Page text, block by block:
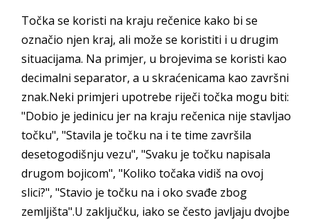
Točka se koristi na kraju rečenice kako bi se
označio njen kraj, ali može se koristiti i u drugim
situacijama. Na primjer, u brojevima se koristi kao
decimalni separator, a u skraćenicama kao završni
znak.Neki primjeri upotrebe riječi točka mogu biti:
"Dobio je jedinicu jer na kraju rečenica nije stavljao
točku", "Stavila je točku na i te time završila
desetogodišnju vezu", "Svaku je točku napisala
drugom bojicom", "Koliko točaka vidiš na ovoj
slici?", "Stavio je točku na i oko svađe zbog
zemljišta".U zaključku, iako se često javljaju dvojbe